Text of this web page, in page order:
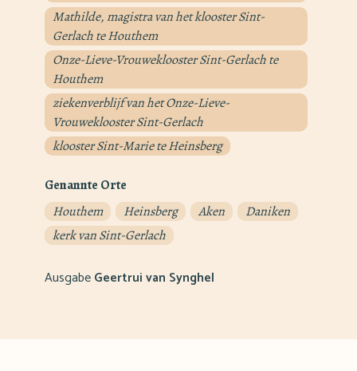
Mathilde, magistra van het klooster Sint-
Gerlach te Houthem
Onze-Lieve-Vrouweklooster Sint-Gerlach te
Houthem
ziekenverblijf van het Onze-Lieve-
Vrouweklooster Sint-Gerlach
klooster Sint-Marie te Heinsberg
Genannte Orte
Houthem
Heinsberg Aken
Daniken
kerk van Sint-Gerlach
AusgabeGeertrui van Synghel